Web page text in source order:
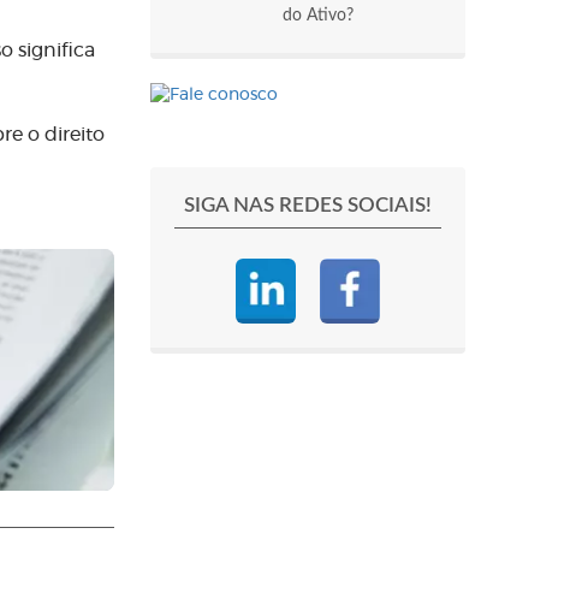
significa
o direito
do Ativo?
SIGA NAS REDES SOCIAIS!